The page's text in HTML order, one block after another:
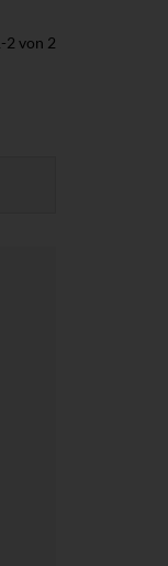
-2 von 2